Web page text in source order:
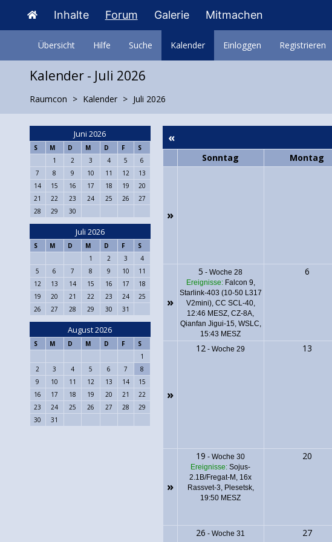
Inhalte Forum Galerie Mitmachen
Übersicht Hilfe Suche Kalender Einloggen Registrieren
Kalender - Juli 2026
Raumcon Kalender Juli 2026
Juni 2026
S M D M D F
S
1
2 3 4 5
6
7
8 9 10 11 12
13
14
15 16 17 18 19
20
21
22 23 24 25 26
27
28
29 30
Juli 2026
S M D M D F
S
1
2 3
4
5
6 7 8 9 10
11
12
13 14 15 16 17
18
19
20 21 22 23 24
25
26
27 28 29 30 31
August 2026
S M D M D F
S
1
2
3 4 5 6 7
8
9
10 11 12 13 14
15
16
17 18 19 20 21
22
23
24 25 26 27 28
29
30
31
«
Sonntag Montag
»
»
5 -Woche 28
Ereignisse: Falcon 9,
Starlink-403 (10-50 L317
V2mini), CC SCL-40,
12:46 MESZ, CZ-8A,
Qianfan Jigui-15, WSLC,
15:43 MESZ
6
»
12 -Woche 29 13
»
19 -Woche 30
Ereignisse: Sojus-
2.1B/Fregat-M, 16x
Rassvet-3, Plesetsk,
19:50 MESZ
20
26 -Woche 31 27